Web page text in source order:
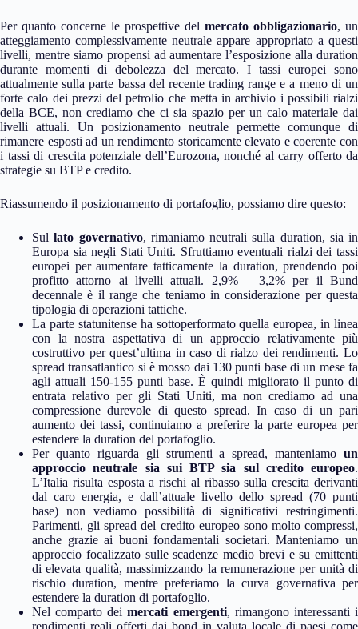
Per quanto concerne le prospettive del mercato obbligazionario, un
atteggiamento complessivamente neutrale appare appropriato a questi
livelli, mentre siamo propensi ad aumentare l’esposizione alla duration
durante momenti di debolezza del mercato. I tassi europei sono
attualmente sulla parte bassa del recente trading range e a meno di un
forte calo dei prezzi del petrolio che metta in archivio i possibili rialzi
della BCE, non crediamo che ci sia spazio per un calo materiale dai
livelli attuali. Un posizionamento neutrale permette comunque di
rimanere esposti ad un rendimento storicamente elevato e coerente con
i tassi di crescita potenziale dell’Eurozona, nonché al carry offerto da
strategie su BTP e credito.
Riassumendo il posizionamento di portafoglio, possiamo dire questo:
Sullato governativo, rimaniamo neutrali sulla duration, sia in
Europa sia negli Stati Uniti. Sfruttiamo eventuali rialzi dei tassi
europei per aumentare tatticamente la duration, prendendo poi
profitto attorno ai livelli attuali. 2,9% – 3,2% per il Bund
decennale è il range che teniamo in considerazione per questa
tipologia di operazioni tattiche.
La parte statunitense ha sottoperformato quella europea, in linea
con la nostra aspettativa di un approccio relativamente più
costruttivo per quest’ultima in caso di rialzo dei rendimenti. Lo
spread transatlantico si è mosso dai 130 punti base di un mese fa
agli attuali 150-155 punti base. È quindi migliorato il punto di
entrata relativo per gli Stati Uniti, ma non crediamo ad una
compressione durevole di questo spread. In caso di un pari
aumento dei tassi, continuiamo a preferire la parte europea per
estendere la duration del portafoglio.
Per quanto riguarda gli strumenti a spread, manteniamo un
approccio neutrale sia sui BTP sia sul credito europeo.
L’Italia risulta esposta a rischi al ribasso sulla crescita derivanti
dal caro energia, e dall’attuale livello dello spread (70 punti
base) non vediamo possibilità di significativi restringimenti.
Parimenti, gli spread del credito europeo sono molto compressi,
anche grazie ai buoni fondamentali societari. Manteniamo un
approccio focalizzato sulle scadenze medio brevi e su emittenti
di elevata qualità, massimizzando la remunerazione per unità di
rischio duration, mentre preferiamo la curva governativa per
estendere la duration di portafoglio.
Nel comparto deimercati emergenti, rimangono interessanti i
rendimenti reali offerti dai bond in valuta locale di paesi come